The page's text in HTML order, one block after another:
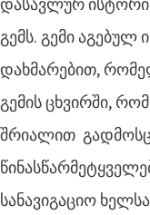
გემს. გემი აგებულ
დახმარებით,
გემის ცხვირში,
შრიალით
სანავიგაციო